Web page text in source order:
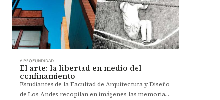
A PROFUNDIDAD
El arte: la libertad en medio del
confinamiento
Estudiantes de la Facultad de Arquitectura y Diseño
de Los Andes recopilan en imágenes las memorias